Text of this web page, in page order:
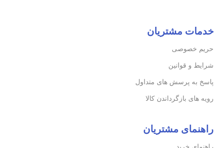
خدمات مشتریان
حریم خصوصی
شرایط و قوانین
پاسخ به پرسش های متداول
رویه های بازگرداندن کالا
راهنمای مشتریان